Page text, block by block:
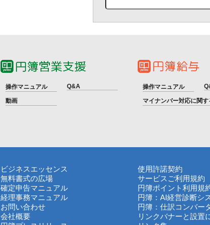
操作マニュアル Q&A
動画
操作マニュアル
マイナンバー対応に関
ビジネスエッセンス
無料書式の広場
確定申告マニュアル
経理事務マニュアル
お問い合わせ
会社概要
使用許諾契約
サービスご利用規約
円簿ポイント利用規
円簿：AI経営診断シ
円簿：仕訳コンバー
リンクバナーと設置